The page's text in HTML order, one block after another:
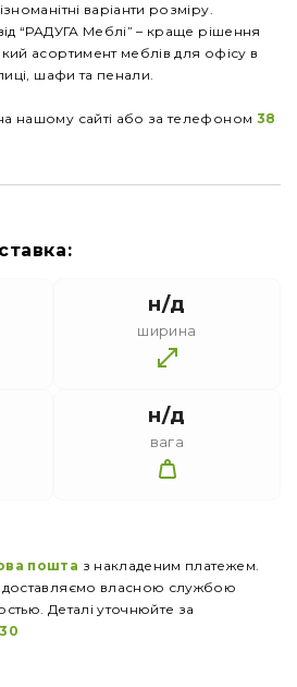
варіанти розміру.
“РАДУГА Меблі” – краще рішення
асортимент меблів для офісу в
шафи та пенали.
нашому сайті або за телефоном 38
н/д
ширина
н/д
вага
пошта з накладеним платежем.
доставляємо власною службою
Деталі уточнюйте за